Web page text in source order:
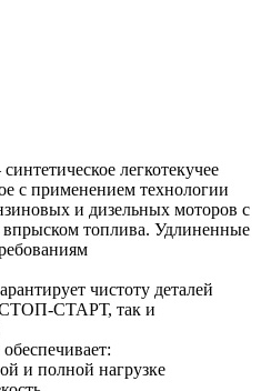
легкотекучее
с применением технологии
и дизельных моторов с
топлива. Удлиненные
чистоту деталей
СТОП-СТАРТ, так и
и полной нагрузке